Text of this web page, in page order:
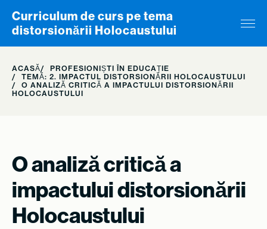
Skip to content
Curriculum de curs pe tema
distorsionării Holocaustului
ACASĂ
PROFESIONIȘTI ÎN EDUCAȚIE
TEMĂ: 2. IMPACTUL DISTORSIONĂRII HOLOCAUSTULUI
O ANALIZĂ CRITICĂ A IMPACTULUI DISTORSIONĂRII
HOLOCAUSTULUI
O analiză critică a
impactului distorsionării
Holocaustului